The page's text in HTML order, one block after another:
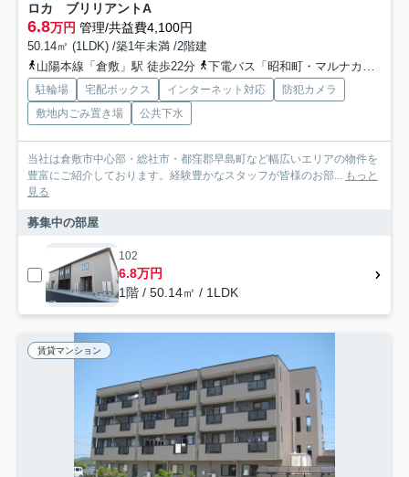
ロカ ブリリアントA
6.8万円 管理/共益費4,100円
50.14㎡ (1LDK) /築1年未満 /2階建
山陽本線「倉敷」駅 徒歩22分
下電バス「昭和町・マルナカ倉敷駅前店」バス停下車 徒歩24分
駐輪場 宅配ボックス インターネット対応
防犯カメラ
敷地内ごみ置き場
公共下水
当社は倉敷市中心部・総社市・都窪郡早島町など幅広いエリアの物件を
豊富にご紹介しております。経験豊かなスタッフが皆様のお部... もっと
見る
募集中の部屋
102
6.8万円
1階 / 50.14㎡ / 1LDK
賃貸マンション